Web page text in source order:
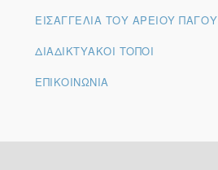
ΕΙΣΑΓΓΕΛΊΑ ΤΟΥ ΑΡΕΊΟΥ ΠΆΓΟΥ
ΔΙΑΔΙΚΤΥΑΚΟΊ ΤΌΠΟΙ
ΕΠΙΚΟΙΝΩΝΊΑ